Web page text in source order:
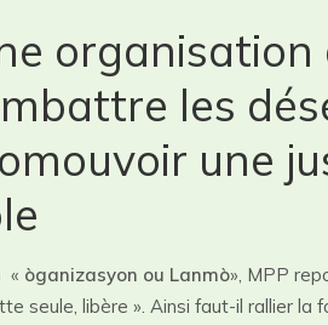
organisation
les
une
« òganizasyon ou Lanmò», MPP
seule, libère ». Ainsi faut-il rallier la